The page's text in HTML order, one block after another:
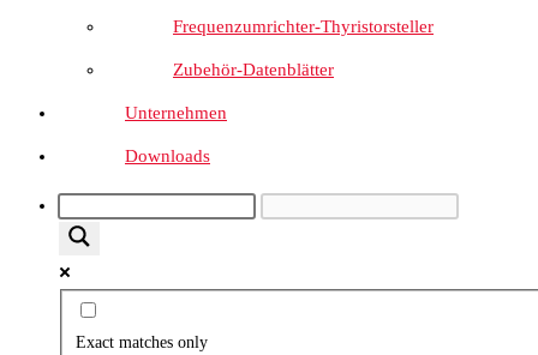
Frequenzumrichter-Thyristorsteller
Zubehör-Datenblätter
Unternehmen
Downloads
Exact matches only